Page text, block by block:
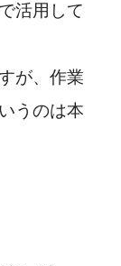
活用して
が、作業
うのは本